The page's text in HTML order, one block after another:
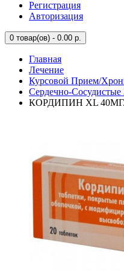
Регистрация
Авторизация
0 товар(ов) - 0.00 р.
Главная
Лечение
Курсовой Прием/
Сердечно-Сосудистые
КОРДИПИН XL